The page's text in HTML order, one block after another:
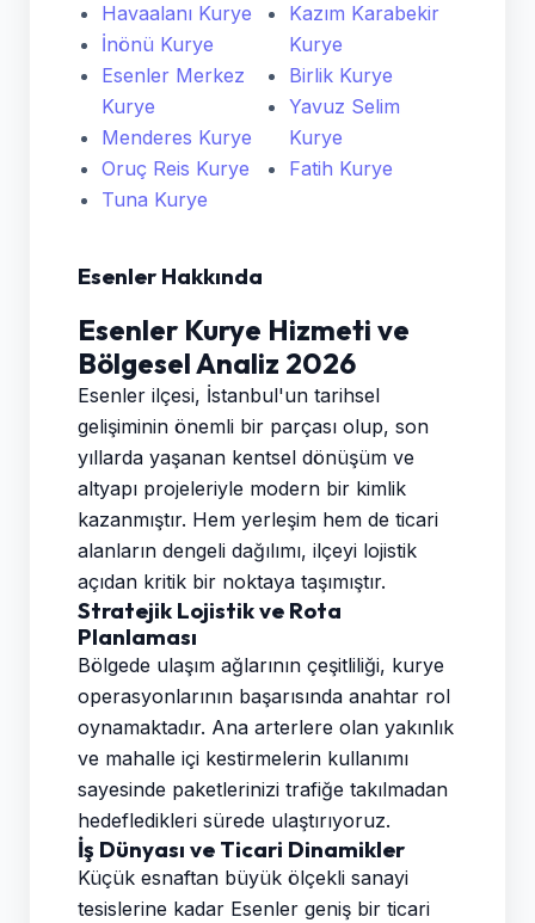
Havaalanı Kurye
İnönü Kurye
Esenler Merkez
Kurye
Menderes Kurye
Oruç Reis Kurye
Tuna Kurye
Kazım Karabekir
Kurye
Birlik Kurye
Yavuz Selim
Kurye
Fatih Kurye
Esenler Hakkında
Esenler Kurye Hizmeti ve
Bölgesel Analiz 2026
Esenler ilçesi, İstanbul'un tarihsel
gelişiminin önemli bir parçası olup, son
yıllarda yaşanan kentsel dönüşüm ve
altyapı projeleriyle modern bir kimlik
kazanmıştır. Hem yerleşim hem de ticari
alanların dengeli dağılımı, ilçeyi lojistik
açıdan kritik bir noktaya taşımıştır.
Stratejik Lojistik ve Rota
Planlaması
Bölgede ulaşım ağlarının çeşitliliği, kurye
operasyonlarının başarısında anahtar rol
oynamaktadır. Ana arterlere olan yakınlık
ve mahalle içi kestirmelerin kullanımı
sayesinde paketlerinizi trafiğe takılmadan
hedefledikleri sürede ulaştırıyoruz.
İş Dünyası ve Ticari Dinamikler
Küçük esnaftan büyük ölçekli sanayi
tesislerine kadar Esenler geniş bir ticari